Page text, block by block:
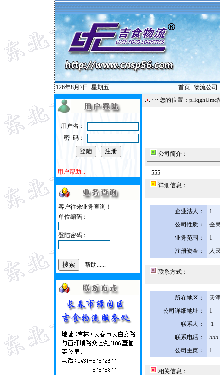
126年8月7日 星期五 首页| 物流公司
用户名：
密 码：
用户帮助...
客户往来业务查询！
单位编码：
登陆密码：
帮助......
您的位置：pHqghUme
公司简介：
555
详细信息：
企业法人：
1
公司性质：
全
业务范围：
1
注册资金：
人
联系方式：
所在地区：
天
公司详细地址：
1
联系人：
1
联系电话：
公司主页：
1
相关信息：